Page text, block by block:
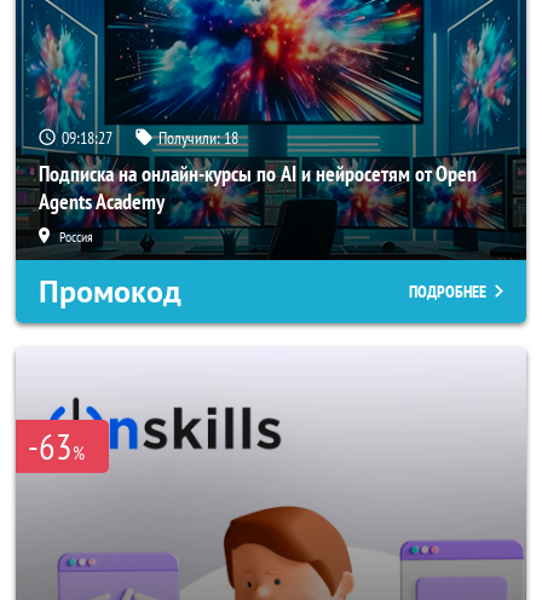
09:18:27 Получили:18
Подписка на онлайн-курсы по AI и нейросетям от Open
Agents Academy
Россия
Промокод ПОДРОБНЕЕ
-63%